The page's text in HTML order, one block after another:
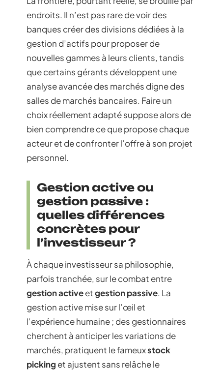
endroits. Il n’est pas rare de voir des
banques créer des divisions dédiées à la
gestion d’actifs pour proposer de
nouvelles gammes à leurs clients, tandis
que certains gérants développent une
analyse avancée des marchés digne des
salles de marchés bancaires. Faire un
choix réellement adapté suppose alors de
bien comprendre ce que propose chaque
acteur et de confronter l’offre à son projet
personnel.
Gestion active ou
gestion passive :
quelles différences
concrètes pour
l’investisseur ?
À chaque investisseur sa philosophie,
parfois tranchée, sur le combat entre
gestion activeetgestion passive. La
gestion active mise sur l’œil et
l’expérience humaine ; des gestionnaires
cherchent à anticiper les variations de
marchés, pratiquent le fameuxstock
picking et ajustent sans relâche le